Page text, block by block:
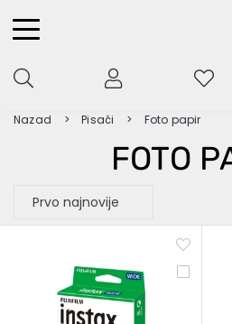
Nazad Pisači Foto papir
FOTO